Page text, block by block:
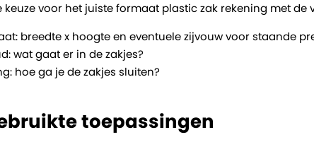
keuze voor het juiste formaat plastic zak rekening met de
breedte x hoogte en eventuele zijvouw voor staande
wat gaat er in de zakjes?
hoe ga je de zakjes sluiten?
toepassingen